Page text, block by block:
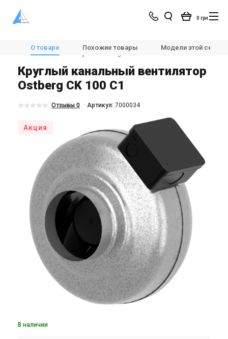
0 грн
Магазин Вентиляция
Вентиляторы
Канальные вентиляторы
Ostberg CK 100 C1
О товаре Похожие товары Модели этой серии
Круглый канальный вентилятор
Ostberg CK 100 С1
Отзывы 0 Aртикул: 7000034
Акция
В наличии